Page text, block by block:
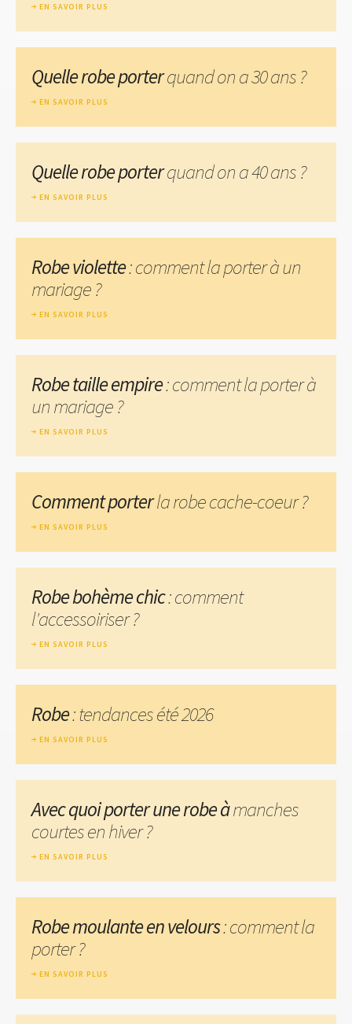
EN SAVOIR PLUS
Quelle robe porterquand on a 30 ans ?
EN SAVOIR PLUS
Quelle robe porterquand on a 40 ans ?
EN SAVOIR PLUS
Robe violette: comment la porter à un
mariage ?
EN SAVOIR PLUS
Robe taille empire: comment la porter à
un mariage ?
EN SAVOIR PLUS
Comment porterla robe cache-coeur ?
EN SAVOIR PLUS
Robe bohème chic: comment
l'accessoiriser ?
EN SAVOIR PLUS
Robe: tendances été 2026
EN SAVOIR PLUS
Avec quoi porter une robe àmanches
courtes en hiver ?
EN SAVOIR PLUS
Robe moulante en velours: comment la
porter ?
EN SAVOIR PLUS